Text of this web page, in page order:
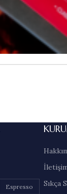
Espresso
Sıkça